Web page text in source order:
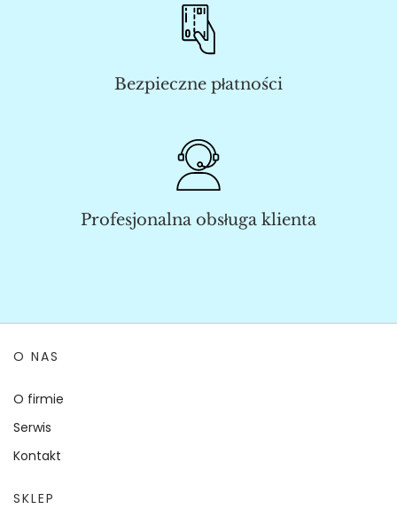
Bezpieczne płatności
Profesjonalna obsługa klienta
O NAS
O firmie
Serwis
Kontakt
SKLEP